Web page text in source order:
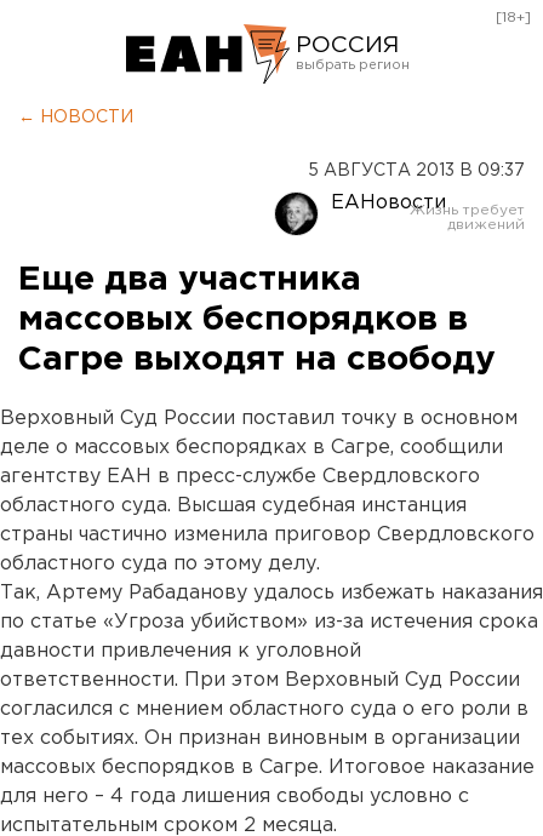
РОССИЯ
Оренбург
[18+]
← НОВОСТИ
5 АВГУСТА 2013 В 09:37
ЕАНовости
Еще два участника
массовых беспорядков в
Сагре выходят на свободу
Верховный Суд России поставил точку в основном
деле о массовых беспорядках в Сагре, сообщили
агентству ЕАН в пресс-службе Свердловского
областного суда. Высшая судебная инстанция
страны частично изменила приговор Свердловского
областного суда по этому делу.
Так, Артему Рабаданову удалось избежать наказания
по статье «Угроза убийством» из-за истечения срока
давности привлечения к уголовной
ответственности. При этом Верховный Суд России
согласился с мнением областного суда о его роли в
тех событиях. Он признан виновным в организации
массовых беспорядков в Сагре. Итоговое наказание
для него – 4 года лишения свободы условно с
испытательным сроком 2 месяца.